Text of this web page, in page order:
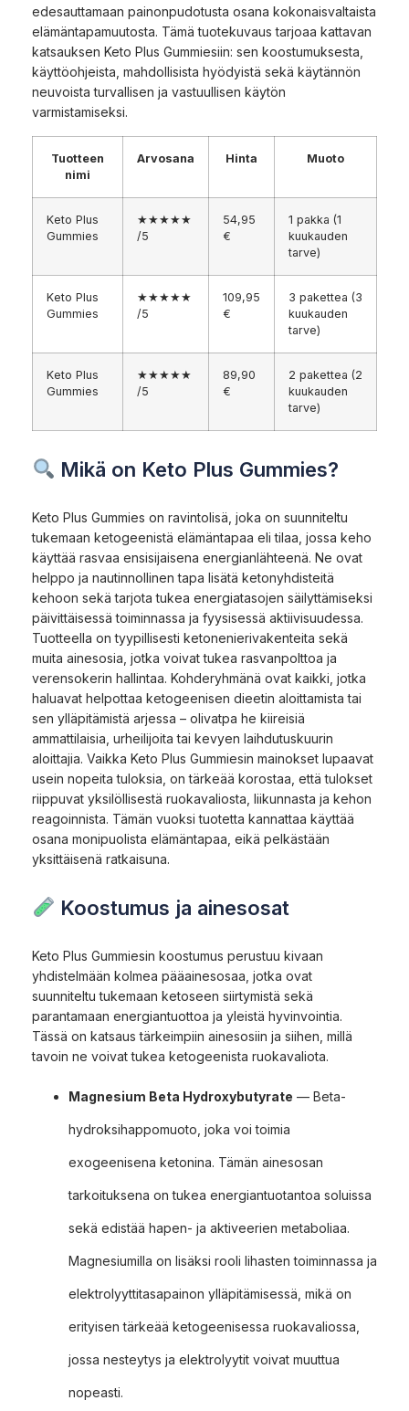
edesauttamaan painonpudotusta osana kokonaisvaltaista
elämäntapamuutosta. Tämä tuotekuvaus tarjoaa kattavan
katsauksen Keto Plus Gummiesiin: sen koostumuksesta,
käyttöohjeista, mahdollisista hyödyistä sekä käytännön
neuvoista turvallisen ja vastuullisen käytön
varmistamiseksi.
Tuotteen
nimi
Arvosana Hinta Muoto
Keto Plus
Gummies
★★★★★
/5
54,95
€
1 pakka (1
kuukauden
tarve)
Keto Plus
Gummies
★★★★★
/5
109,95
€
3 pakettea (3
kuukauden
tarve)
Keto Plus
Gummies
★★★★★
/5
89,90
€
2 pakettea (2
kuukauden
tarve)
Mikä on Keto Plus Gummies?
Keto Plus Gummies on ravintolisä, joka on suunniteltu
tukemaan ketogeenistä elämäntapaa eli tilaa, jossa keho
käyttää rasvaa ensisijaisena energianlähteenä. Ne ovat
helppo ja nautinnollinen tapa lisätä ketonyhdisteitä
kehoon sekä tarjota tukea energiatasojen säilyttämiseksi
päivittäisessä toiminnassa ja fyysisessä aktiivisuudessa.
Tuotteella on tyypillisesti ketonenierivakenteita sekä
muita ainesosia, jotka voivat tukea rasvanpolttoa ja
verensokerin hallintaa. Kohderyhmänä ovat kaikki, jotka
haluavat helpottaa ketogeenisen dieetin aloittamista tai
sen ylläpitämistä arjessa – olivatpa he kiireisiä
ammattilaisia, urheilijoita tai kevyen laihdutuskuurin
aloittajia. Vaikka Keto Plus Gummiesin mainokset lupaavat
usein nopeita tuloksia, on tärkeää korostaa, että tulokset
riippuvat yksilöllisestä ruokavaliosta, liikunnasta ja kehon
reagoinnista. Tämän vuoksi tuotetta kannattaa käyttää
osana monipuolista elämäntapaa, eikä pelkästään
yksittäisenä ratkaisuna.
Koostumus ja ainesosat
Keto Plus Gummiesin koostumus perustuu kivaan
yhdistelmään kolmea pääainesosaa, jotka ovat
suunniteltu tukemaan ketoseen siirtymistä sekä
parantamaan energiantuottoa ja yleistä hyvinvointia.
Tässä on katsaus tärkeimpiin ainesosiin ja siihen, millä
tavoin ne voivat tukea ketogeenista ruokavaliota.
Magnesium Beta Hydroxybutyrate — Beta-
hydroksihappomuoto, joka voi toimia
exogeenisena ketonina. Tämän ainesosan
tarkoituksena on tukea energiantuotantoa soluissa
sekä edistää hapen- ja aktiveerien metaboliaa.
Magnesiumilla on lisäksi rooli lihasten toiminnassa ja
elektrolyyttitasapainon ylläpitämisessä, mikä on
erityisen tärkeää ketogeenisessa ruokavaliossa,
jossa nesteytys ja elektrolyytit voivat muuttua
nopeasti.